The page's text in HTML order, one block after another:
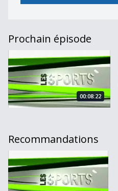
Prochain épisode
Les Sports du 05.05.11
00:08:22
Recommandations
Les Sports du 03.03.11